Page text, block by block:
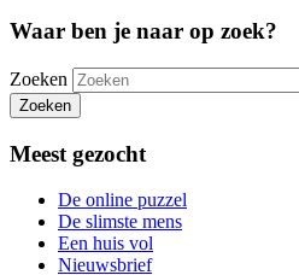
Waar ben je naar op zoek?
Zoeken
Zoeken
Meest gezocht
De online puzzel
De slimste mens
Een huis vol
Nieuwsbrief